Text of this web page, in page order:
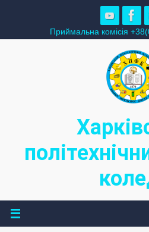
Приймальна комісія